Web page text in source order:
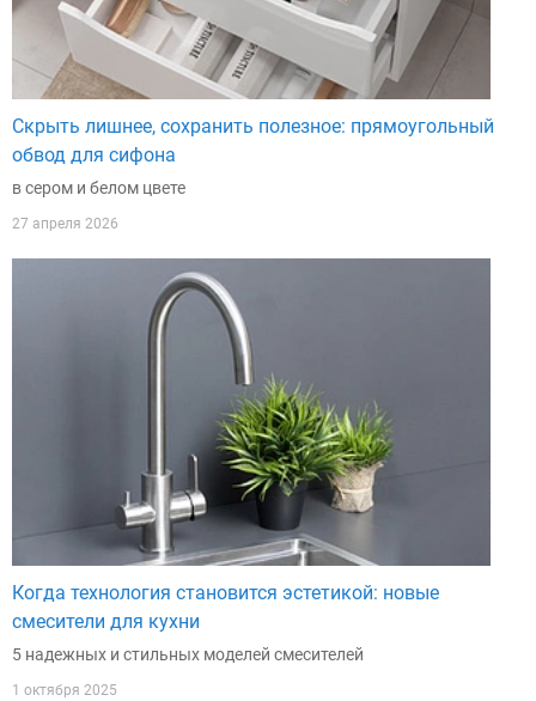
Скрыть лишнее, сохранить полезное: прямоугольный
обвод для сифона
в сером и белом цвете
27 апреля 2026
Когда технология становится эстетикой: новые
смесители для кухни
5 надежных и стильных моделей смесителей
1 октября 2025